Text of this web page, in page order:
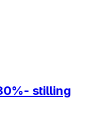
stilling